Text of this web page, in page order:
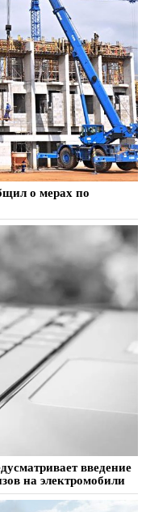
о мерах по
введение
на электромобили